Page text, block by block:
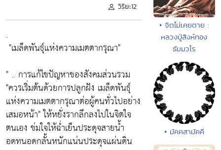
วิริยะ12
.
"เมล็ดพันธุ์แห่งความเมตตากรุณา"
" .. การแก้ไขปัญหาของสังคมส่วนรวม
"ควรเริ่มต้นด้วยการปลูกฝัง เมล็ดพันธุ์
แห่งความเมตตากรุณาต่อผู้คนทั่วไปอย่าง
เสมอหน้า"ให้หยั่งรากลึกลงไปในจิตใจ
ตนเอง ข่มใจให้ฉ่ำเย็นประดุจสายน้ำ
อดทนอดกลั้นหนักแน่นประดุจแผ่นดิน
• จิตไม่เคยตาย :
หลวงปู่สิงห์ทอง
ธัมมวโร
• มัคคสามัคคี